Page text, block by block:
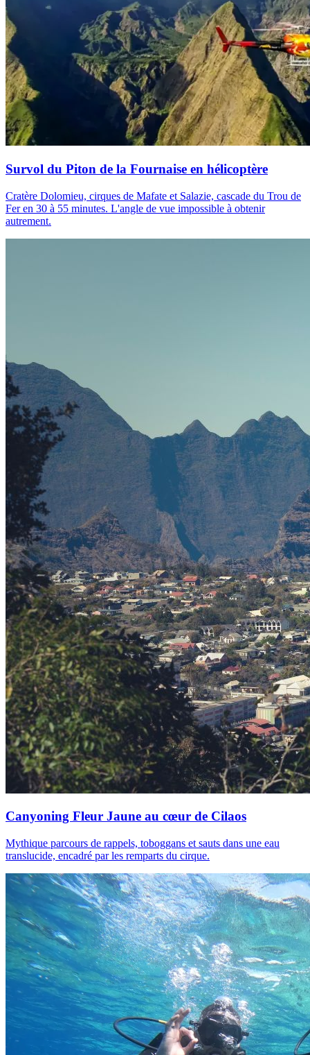
Survol du Piton de la Fournaise en hélicoptère
Cratère Dolomieu, cirques de Mafate et Salazie, cascade du Trou de
Fer en 30 à 55 minutes. L'angle de vue impossible à obtenir
autrement.
Canyoning Fleur Jaune au cœur de Cilaos
Mythique parcours de rappels, toboggans et sauts dans une eau
translucide, encadré par les remparts du cirque.